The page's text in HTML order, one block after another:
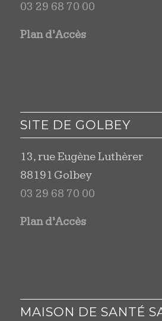
03 29 68 70 00
Plan d’Accès
SITE DE GOLBEY
13, rue Eugène Luthèrer
88191 Golbey
03 29 68 70 00
Plan d’Accès
MAISON DE SANTÉ